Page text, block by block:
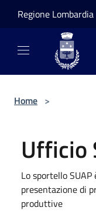
Regione Lombardia
Home >
Ufficio
Lo sportello
presentazione di
produttive